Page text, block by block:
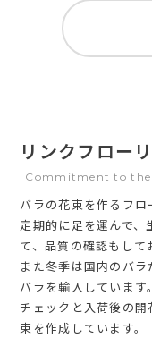
リンクフロー
Commitment to
バラの花束を作るフ
定期的に足を運んで
て、品質の確認もして
また冬季は国内のバ
バラを輸入していま
チェックと入荷後の
束を作成しています。